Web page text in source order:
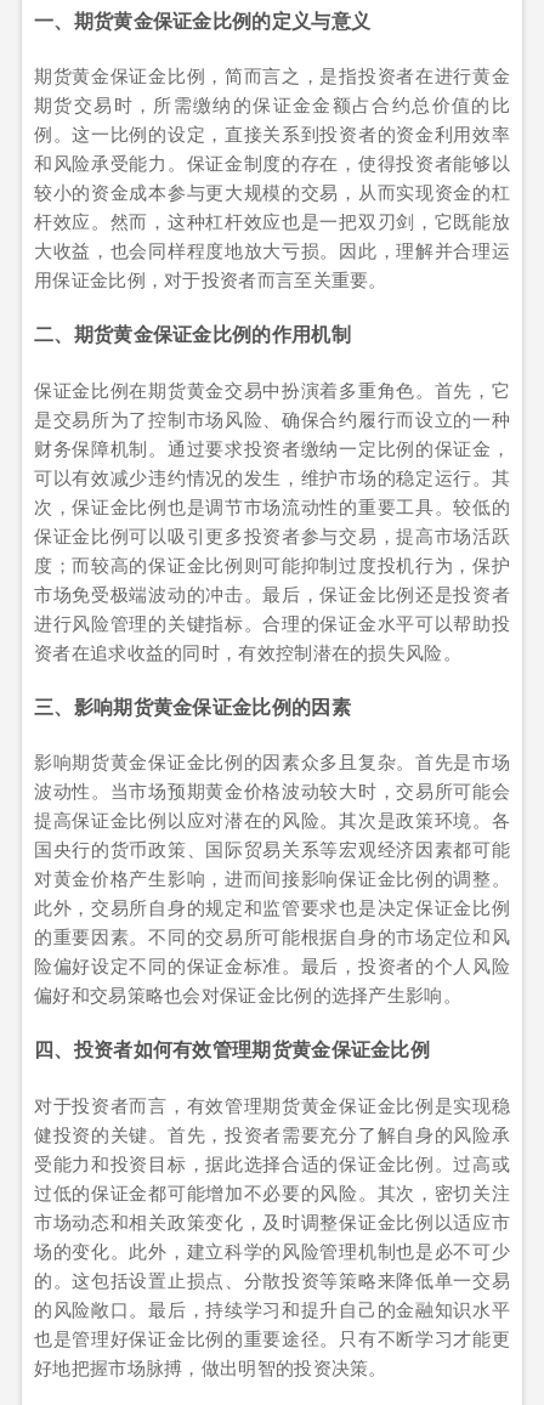
一、期货黄金保证金比例的定义与意义
期货黄金保证金比例，简而言之，是指投资者在进行黄金
期货交易时，所需缴纳的保证金金额占合约总价值的比
例。这一比例的设定，直接关系到投资者的资金利用效率
和风险承受能力。保证金制度的存在，使得投资者能够以
较小的资金成本参与更大规模的交易，从而实现资金的杠
杆效应。然而，这种杠杆效应也是一把双刃剑，它既能放
大收益，也会同样程度地放大亏损。因此，理解并合理运
用保证金比例，对于投资者而言至关重要。
二、期货黄金保证金比例的作用机制
保证金比例在期货黄金交易中扮演着多重角色。首先，它
是交易所为了控制市场风险、确保合约履行而设立的一种
财务保障机制。通过要求投资者缴纳一定比例的保证金，
可以有效减少违约情况的发生，维护市场的稳定运行。其
次，保证金比例也是调节市场流动性的重要工具。较低的
保证金比例可以吸引更多投资者参与交易，提高市场活跃
度；而较高的保证金比例则可能抑制过度投机行为，保护
市场免受极端波动的冲击。最后，保证金比例还是投资者
进行风险管理的关键指标。合理的保证金水平可以帮助投
资者在追求收益的同时，有效控制潜在的损失风险。
三、影响期货黄金保证金比例的因素
影响期货黄金保证金比例的因素众多且复杂。首先是市场
波动性。当市场预期黄金价格波动较大时，交易所可能会
提高保证金比例以应对潜在的风险。其次是政策环境。各
国央行的货币政策、国际贸易关系等宏观经济因素都可能
对黄金价格产生影响，进而间接影响保证金比例的调整。
此外，交易所自身的规定和监管要求也是决定保证金比例
的重要因素。不同的交易所可能根据自身的市场定位和风
险偏好设定不同的保证金标准。最后，投资者的个人风险
偏好和交易策略也会对保证金比例的选择产生影响。
四、投资者如何有效管理期货黄金保证金比例
对于投资者而言，有效管理期货黄金保证金比例是实现稳
健投资的关键。首先，投资者需要充分了解自身的风险承
受能力和投资目标，据此选择合适的保证金比例。过高或
过低的保证金都可能增加不必要的风险。其次，密切关注
市场动态和相关政策变化，及时调整保证金比例以适应市
场的变化。此外，建立科学的风险管理机制也是必不可少
的。这包括设置止损点、分散投资等策略来降低单一交易
的风险敞口。最后，持续学习和提升自己的金融知识水平
也是管理好保证金比例的重要途径。只有不断学习才能更
好地把握市场脉搏，做出明智的投资决策。